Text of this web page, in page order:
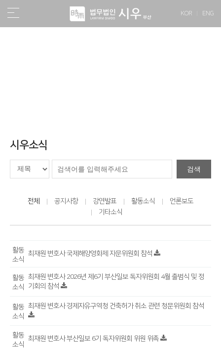
KOR ENG
시우소식
검색
전체 공지사항 강연발표 활동소식
언론보도
기타소식
활동
소식
최재원 변호사 국제해양영화제 자문위원회 참석
활동
소식
최재원 변호사 2026년 제6기 부산일보 독자위원회 4월 출범식 및 정
기회의 참석
활동
소식
최재원 변호사 경제자유구역청 건축허가 취소 관련 청문위원회 참석
활동
소식
최재원 변호사 부산일보 6기 독자위원회 위원 위촉